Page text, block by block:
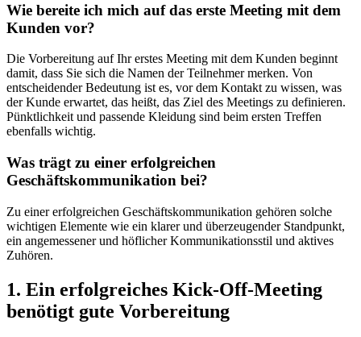
Wie bereite ich mich auf das erste Meeting mit dem
Kunden vor?
Die Vorbereitung auf Ihr erstes Meeting mit dem Kunden beginnt
damit, dass Sie sich die Namen der Teilnehmer merken. Von
entscheidender Bedeutung ist es, vor dem Kontakt zu wissen, was
der Kunde erwartet, das heißt, das Ziel des Meetings zu definieren.
Pünktlichkeit und passende Kleidung sind beim ersten Treffen
ebenfalls wichtig.
Was trägt zu einer erfolgreichen
Geschäftskommunikation bei?
Zu einer erfolgreichen Geschäftskommunikation gehören solche
wichtigen Elemente wie ein klarer und überzeugender Standpunkt,
ein angemessener und höflicher Kommunikationsstil und aktives
Zuhören.
1. Ein erfolgreiches Kick-Off-Meeting
benötigt gute Vorbereitung